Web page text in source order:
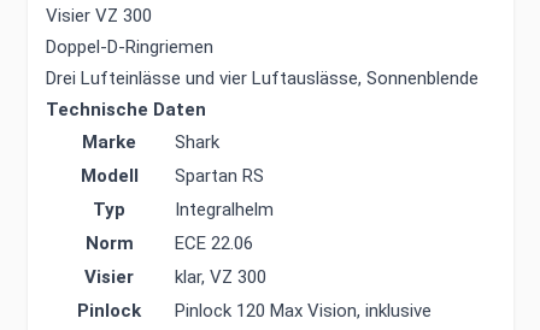
Visier VZ 300
Doppel-D-Ringriemen
Drei Lufteinlässe und vier Luftauslässe, Sonnenblende
Technische Daten
Marke
Shark
Modell
Spartan RS
Typ
Integralhelm
Norm
ECE 22.06
Visier
klar, VZ 300
Pinlock
Pinlock 120 Max Vision, inklusive